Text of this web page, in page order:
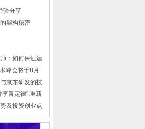
验分享
架构秘密
：如何保证运
峰会将于8月
京东研发的技
李青定律",重新
及投资创业点